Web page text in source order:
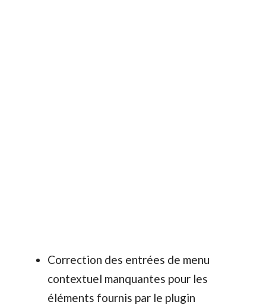
Correction des entrées de menu
contextuel manquantes pour les
éléments fournis par le plugin